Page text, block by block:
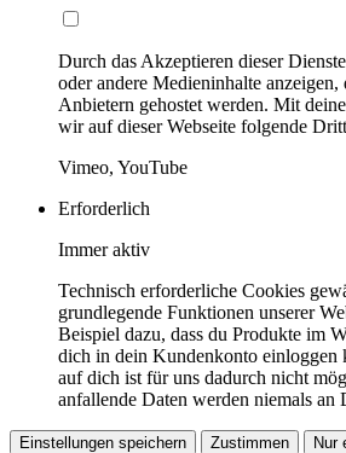
Durch das Akzeptieren dieser
oder andere Medieninhalte anzeigen,
Anbietern gehostet werden. Mit
wir auf dieser Webseite folgende
Vimeo, YouTube
Erforderlich
Immer aktiv
Technisch erforderliche Cookies
grundlegende Funktionen unserer
Beispiel dazu, dass du Produkte im
dich in dein Kundenkonto einloggen
auf dich ist für uns dadurch nicht
anfallende Daten werden niemals an
Einstellungen speichern Zustimmen Nur